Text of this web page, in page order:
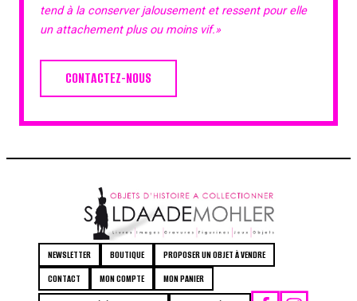
tend à la conserver jalousement et ressent pour elle
un attachement plus ou moins vif.»
CONTACTEZ-NOUS
NEWSLETTER BOUTIQUE
PROPOSER UN OBJET À VENDRE
CONTACT
MON COMPTE MON PANIER